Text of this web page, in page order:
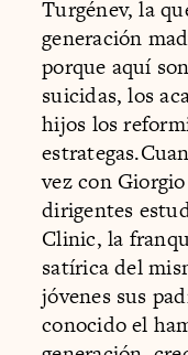
Turgénev, la
generación
porque aquí
suicidas, los
hijos los
vez con
dirigentes
Clinic, la
satírica del
jóvenes sus
conocido el